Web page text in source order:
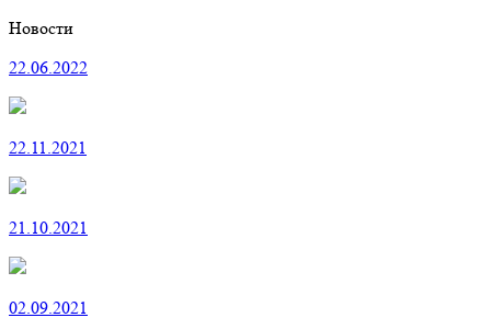
Новости
22.06.2022
22.11.2021
21.10.2021
02.09.2021